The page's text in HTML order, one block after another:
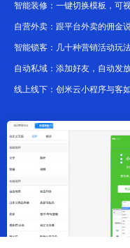
智能装修：一键切换模板，可
自营外卖：跟平台外卖的佣金
智能锁客：几十种营销活动玩
自动私域：添加好友，自动发
线上线下：创米云小程序与客